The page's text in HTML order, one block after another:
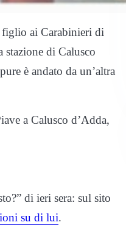
figlio ai Carabinieri di
stazione di Calusco
è andato da un’altra
a Calusco d’Adda,
di ieri sera: sul sito
su di lui.